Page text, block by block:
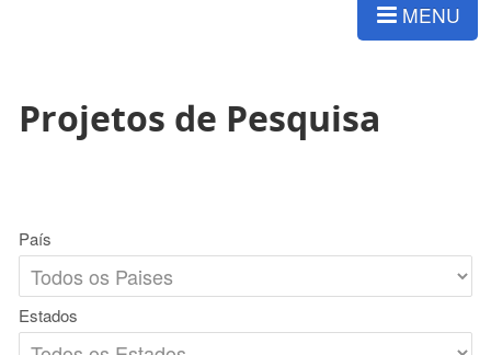
MENU
Projetos de Pesquisa
País
Estados